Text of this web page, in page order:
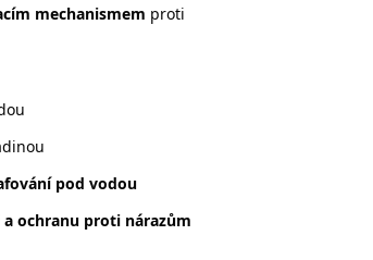
mechanismem proti
pod vodou
ochranu proti nárazům